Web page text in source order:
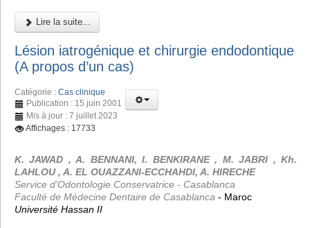
Lire la suite...
Lésion iatrogénique et chirurgie endodontique
(A propos d’un cas)
Catégorie : Cas clinique
Publication : 15 juin 2001
Mis à jour : 7 juillet 2023
Affichages : 17733
K. JAWAD , A. BENNANI, I. BENKIRANE , M. JABRI , Kh.
LAHLOU , A. EL OUAZZANI-ECCHAHDI, A. HIRECHE
Service d'Odontologie Conservatrice - Casablanca
Faculté de Médecine Dentaire de Casablanca - Maroc
Université Hassan II